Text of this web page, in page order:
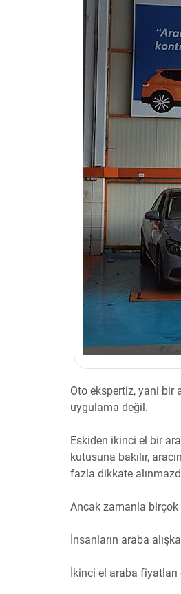
Oto ekspertiz, yani bir
uygulama değil.
Eskiden ikinci el bir
kutusuna bakılır,
fazla dikkate
Ancak zamanla birçok
İnsanların araba
İkinci el araba